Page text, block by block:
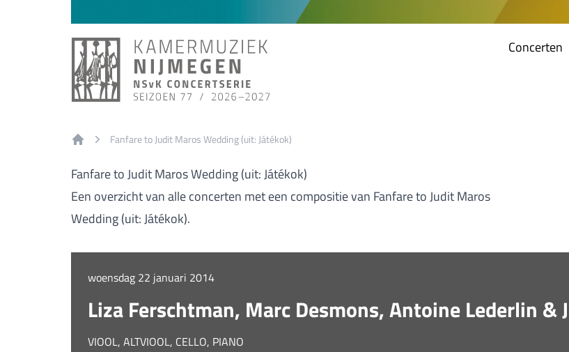
Concerten
Fanfare to Judit Maros Wedding (uit: Játékok)
Fanfare to Judit Maros Wedding (uit: Játékok)
Een overzicht van alle concerten met een compositie van Fanfare to Judit Maros
Wedding (uit: Játékok).
woensdag 22 januari 2014
Liza Ferschtman, Marc Desmons, Antoine Lederlin &
VIOOL, ALTVIOOL, CELLO, PIANO